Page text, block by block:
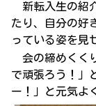
新転入生の紹
たり、自分の好
っている姿を見
会の締めくく
で頑張ろう！」
ー！」と元気よ